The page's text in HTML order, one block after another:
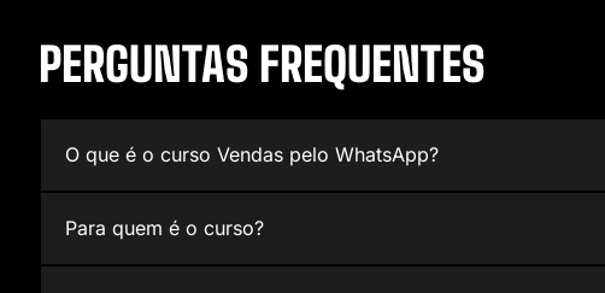
PERGUNTAS FREQUENTES
O que é o curso Vendas pelo WhatsApp?
Para quem é o curso?